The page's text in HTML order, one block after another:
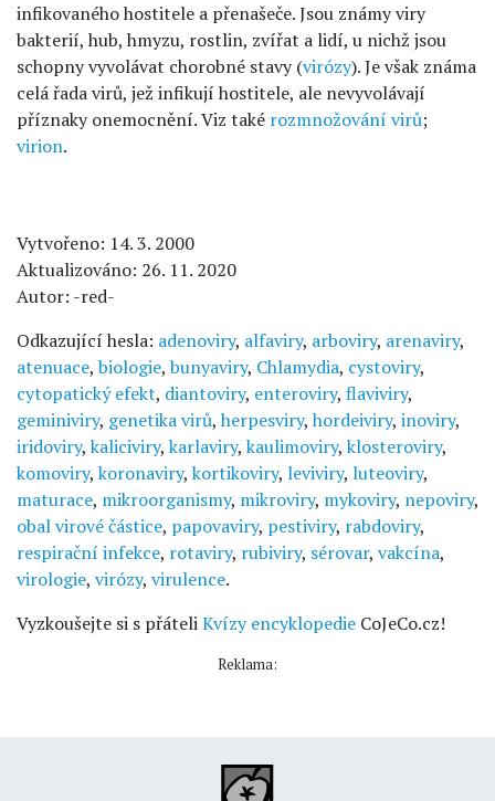
infikovaného hostitele a přenašeče. Jsou známy viry
bakterií, hub, hmyzu, rostlin, zvířat a lidí, u nichž jsou
schopny vyvolávat chorobné stavy (virózy). Je však známa
celá řada virů, jež infikují hostitele, ale nevyvolávají
příznaky onemocnění. Viz také rozmnožování virů;
virion.
Vytvořeno: 14. 3. 2000
Aktualizováno: 26. 11. 2020
Autor: -red-
Odkazující hesla: adenoviry, alfaviry, arboviry, arenaviry,
atenuace, biologie, bunyaviry, Chlamydia, cystoviry,
cytopatický efekt, diantoviry, enteroviry, flaviviry,
geminiviry, genetika virů, herpesviry, hordeiviry, inoviry,
iridoviry,kaliciviry,karlaviry,kaulimoviry,klosteroviry,
komoviry,koronaviry,kortikoviry, leviviry, luteoviry,
maturace, mikroorganismy, mikroviry, mykoviry, nepoviry,
obal virové částice, papovaviry, pestiviry, rabdoviry,
respirační infekce, rotaviry, rubiviry, sérovar, vakcína,
virologie, virózy, virulence.
Vyzkoušejte si s přáteliKvízy encyklopedie CoJeCo.cz!
Reklama: